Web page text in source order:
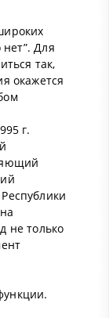
нет”. Для
так,
окажется
г.
не только